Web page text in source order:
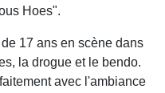
Hoes".
17 ans en scène dans
la drogue et le bendo.
avec l'ambiance